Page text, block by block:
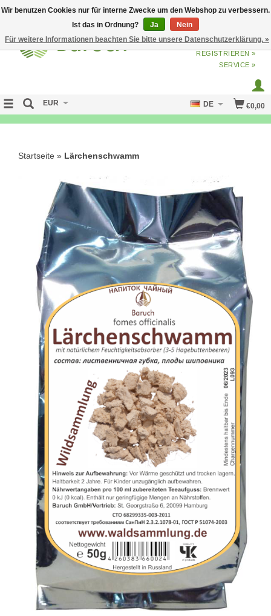
ANMELDENODERJETZT
REGISTRIEREN »
SERVICE »
€0,00
EUR DE
Startseite » Lärchenschwamm
Wir benutzen Cookies nur für interne Zwecke um den Webshop zu verbessern.
Ist das in Ordnung?
Ja
Nein
Für weitere Informationen beachten Sie bitte unsere Datenschutzerklärung. »